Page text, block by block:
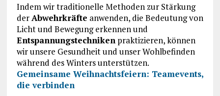
Indem wir traditionelle Methoden zur Stärkung
derAbwehrkräfte anwenden, die Bedeutung von
Licht und Bewegung erkennen und
Entspannungstechnikenpraktizieren, können
wir unsere Gesundheit und unser Wohlbefinden
während des Winters unterstützen.
Gemeinsame Weihnachtsfeiern: Teamevents,
die verbinden